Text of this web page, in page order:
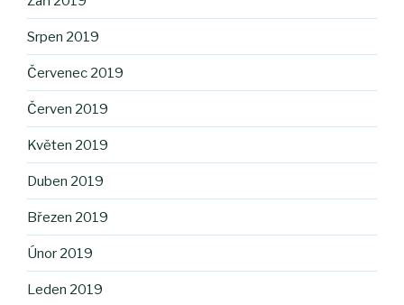
Srpen 2019
Červenec 2019
Červen 2019
Květen 2019
Duben 2019
Březen 2019
Únor 2019
Leden 2019